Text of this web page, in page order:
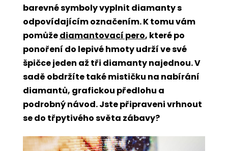
barevné symboly vyplnit diamanty s
odpovídajícím označením. K tomu vám
pomůžediamantovací pero, které po
ponoření do lepivé hmoty udrží ve své
špičce jeden až tři diamanty najednou. V
sadě obdržíte také mističku na nabírání
diamantů, grafickou předlohu a
podrobný návod. Jste připraveni vrhnout
se do třpytivého světa zábavy?